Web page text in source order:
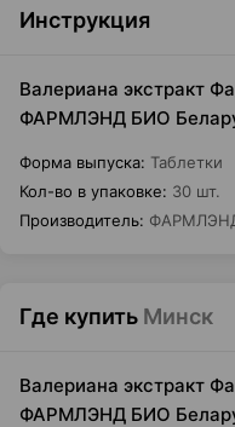
Инструкция
Валериана экстракт
ФАРМЛЭНД БИО
Форма выпуска: Таблетки
Кол-во в упаковке: 30 шт.
Производитель:
Где купить Минск
Валериана экстракт
ФАРМЛЭНД БИО